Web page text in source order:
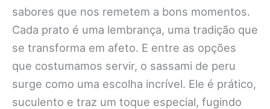
sabores que nos remetem a bons momentos.
Cada prato é uma lembrança, uma tradição que
se transforma em afeto. E entre as opções
que costumamos servir, o sassami de peru
surge como uma escolha incrível. Ele é prático,
suculento e traz um toque especial, fugindo